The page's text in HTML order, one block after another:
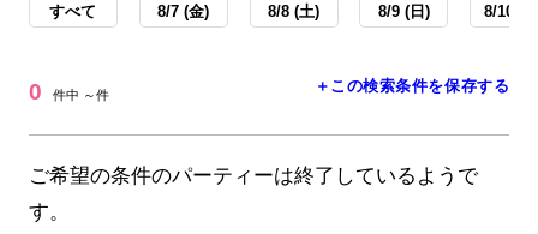
すべて 8/7 (金) 8/8 (土) 8/9 (日) 8/10 (
0 件中 ～件 ＋この検索条件を保存する
ご希望の条件のパーティーは終了しているようで
す。